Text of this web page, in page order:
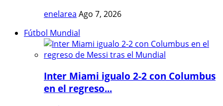
enelarea Ago 7, 2026
Fútbol Mundial
Inter Miami igualo 2-2 con Columbus
en el regreso...